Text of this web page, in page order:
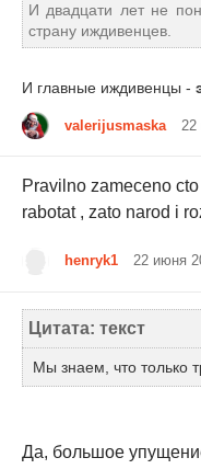
И двадцати лет не
страну иждивенцев.
И главные иждивенцы -
valerijusmaska 22
Pravilno zameceno
rabotat , zato narod i
henryk1 22 июня
Цитата: текст
Мы знаем, что только
Да, большое